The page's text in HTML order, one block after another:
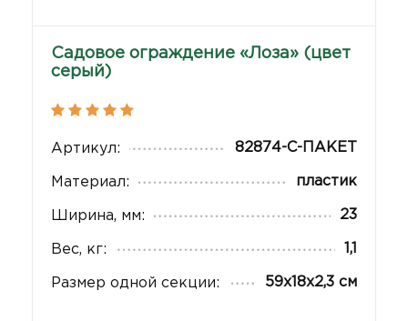
Садовое ограждение «Лоза» (цвет
серый)
Артикул: 82874-С-ПАКЕТ
Материал: пластик
Ширина, мм: 23
Вес, кг: 1,1
Размер одной секции: 59х18х2,3 см